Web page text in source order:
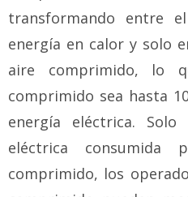
transformando entre
energía en calor y solo
aire comprimido, lo
comprimido sea hasta
energía eléctrica.
eléctrica consumida
comprimido, los